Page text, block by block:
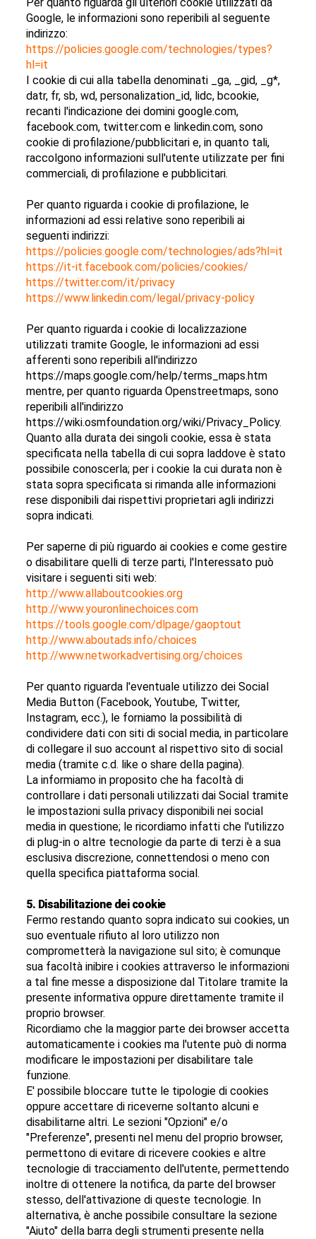
Per quanto riguarda gli ulteriori cookie utilizzati da
Google, le informazioni sono reperibili al seguente
indirizzo:
https://policies.google.com/technologies/types?
hl=it
I cookie di cui alla tabella denominati _ga, _gid, _g*,
datr, fr, sb, wd, personalization_id, lidc, bcookie,
recanti l'indicazione dei domini google.com,
facebook.com, twitter.com e linkedin.com, sono
cookie di profilazione/pubblicitari e, in quanto tali,
raccolgono informazioni sull'utente utilizzate per fini
commerciali, di profilazione e pubblicitari.
Per quanto riguarda i cookie di profilazione, le
informazioni ad essi relative sono reperibili ai
seguenti indirizzi:
https://policies.google.com/technologies/ads?hl=it
https://it-it.facebook.com/policies/cookies/
https://twitter.com/it/privacy
https://www.linkedin.com/legal/privacy-policy
Per quanto riguarda i cookie di localizzazione
utilizzati tramite Google, le informazioni ad essi
afferenti sono reperibili all'indirizzo
https://maps.google.com/help/terms_maps.htm
mentre, per quanto riguarda Openstreetmaps, sono
reperibili all'indirizzo
https://wiki.osmfoundation.org/wiki/Privacy_Policy.
Quanto alla durata dei singoli cookie, essa è stata
specificata nella tabella di cui sopra laddove è stato
possibile conoscerla; per i cookie la cui durata non è
stata sopra specificata si rimanda alle informazioni
rese disponibili dai rispettivi proprietari agli indirizzi
sopra indicati.
Per saperne di più riguardo ai cookies e come gestire
o disabilitare quelli di terze parti, l'Interessato può
visitare i seguenti siti web:
http://www.allaboutcookies.org
http://www.youronlinechoices.com
https://tools.google.com/dlpage/gaoptout
http://www.aboutads.info/choices
http://www.networkadvertising.org/choices
Per quanto riguarda l'eventuale utilizzo dei Social
Media Button (Facebook, Youtube, Twitter,
Instagram, ecc.), le forniamo la possibilità di
condividere dati con siti di social media, in particolare
di collegare il suo account al rispettivo sito di social
media (tramite c.d. like o share della pagina).
La informiamo in proposito che ha facoltà di
controllare i dati personali utilizzati dai Social tramite
le impostazioni sulla privacy disponibili nei social
media in questione; le ricordiamo infatti che l'utilizzo
di plug-in o altre tecnologie da parte di terzi è a sua
esclusiva discrezione, connettendosi o meno con
quella specifica piattaforma social.
5. Disabilitazione dei cookie
Fermo restando quanto sopra indicato sui cookies, un
suo eventuale rifiuto al loro utilizzo non
comprometterà la navigazione sul sito; è comunque
sua facoltà inibire i cookies attraverso le informazioni
a tal fine messe a disposizione dal Titolare tramite la
presente informativa oppure direttamente tramite il
proprio browser.
Ricordiamo che la maggior parte dei browser accetta
automaticamente i cookies ma l'utente può di norma
modificare le impostazioni per disabilitare tale
funzione.
E' possibile bloccare tutte le tipologie di cookies
oppure accettare di riceverne soltanto alcuni e
disabilitarne altri. Le sezioni "Opzioni" e/o
"Preferenze", presenti nel menu del proprio browser,
permettono di evitare di ricevere cookies e altre
tecnologie di tracciamento dell'utente, permettendo
inoltre di ottenere la notifica, da parte del browser
stesso, dell'attivazione di queste tecnologie. In
alternativa, è anche possibile consultare la sezione
"Aiuto" della barra degli strumenti presente nella